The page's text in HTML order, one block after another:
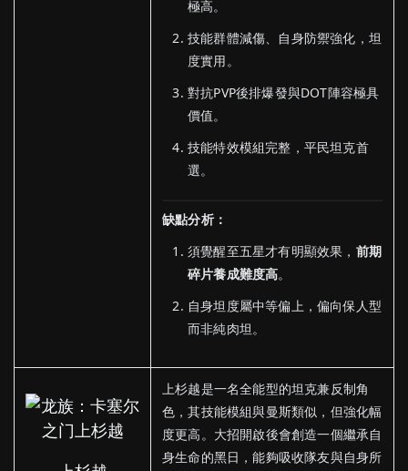
極高。
技能群體減傷、自身防禦強化，坦
度實用。
對抗PVP後排爆發與DOT陣容極具
價值。
技能特效模組完整，平民坦克首
選。
缺點分析：
須覺醒至五星才有明顯效果， 前期
碎片養成難度高。
自身坦度屬中等偏上，偏向保人型
而非純肉坦。
上杉越是一名全能型的坦克兼反制角
色，其技能模組與曼斯類似，但強化幅
度更高。大招開啟後會創造一個繼承自
身生命的黑日，能夠吸收隊友與自身所